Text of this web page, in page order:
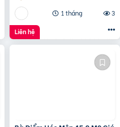
1 tháng
3
Liên hệ